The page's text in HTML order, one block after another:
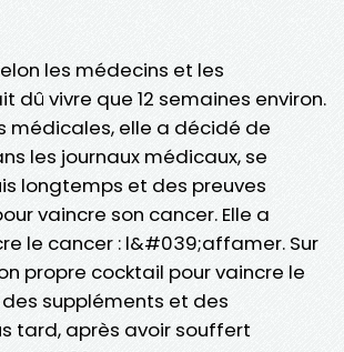
les médecins et les
vivre que 12 semaines environ.
médicales, elle a décidé de
les journaux médicaux, se
longtemps et des preuves
vaincre son cancer. Elle a
le cancer : l&#039;affamer. Sur
propre cocktail pour vaincre le
suppléments et des
tard, après avoir souffert